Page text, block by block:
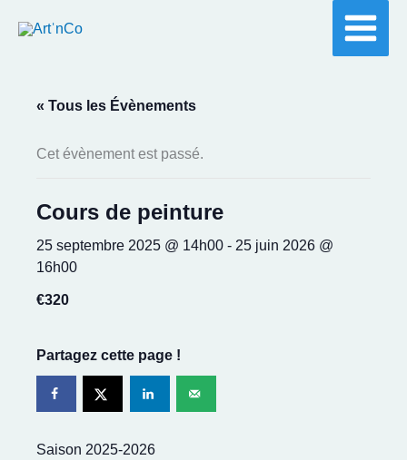
« Tous les Évènements
Cet évènement est passé.
Cours de peinture
25 septembre 2025 @ 14h00 - 25 juin 2026 @
16h00
€320
Partagez cette page !
Saison 2025-2026